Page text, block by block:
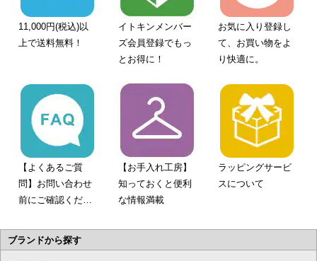
11,000円(税込)以
上で送料無料！
イトキンメンバー
ズ会員登録でもっ
とお得に！
お気に入り登録し
て、お買い物をよ
り快適に。
【よくあるご質
問】お問い合わせ
前にご確認くださ
【お手入れ工房】
知っておくと便利
な情報満載
ラッピングサービ
スについて
ブランドから探す